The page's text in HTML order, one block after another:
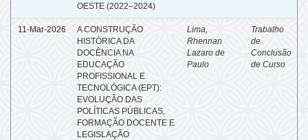
OESTE (2022–2024)
11-Mar-2026
A CONSTRUÇÃO
HISTÓRICA DA
DOCÊNCIA NA
EDUCAÇÃO
PROFISSIONAL E
TECNOLÓGICA (EPT):
EVOLUÇÃO DAS
POLÍTICAS PÚBLICAS,
FORMAÇÃO DOCENTE E
LEGISLAÇÃO
Lima,
Rhennan
Lazaro de
Paulo
Trabalho
de
Conclusão
de Curso